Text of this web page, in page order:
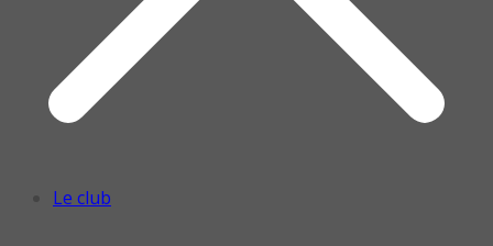
Le club